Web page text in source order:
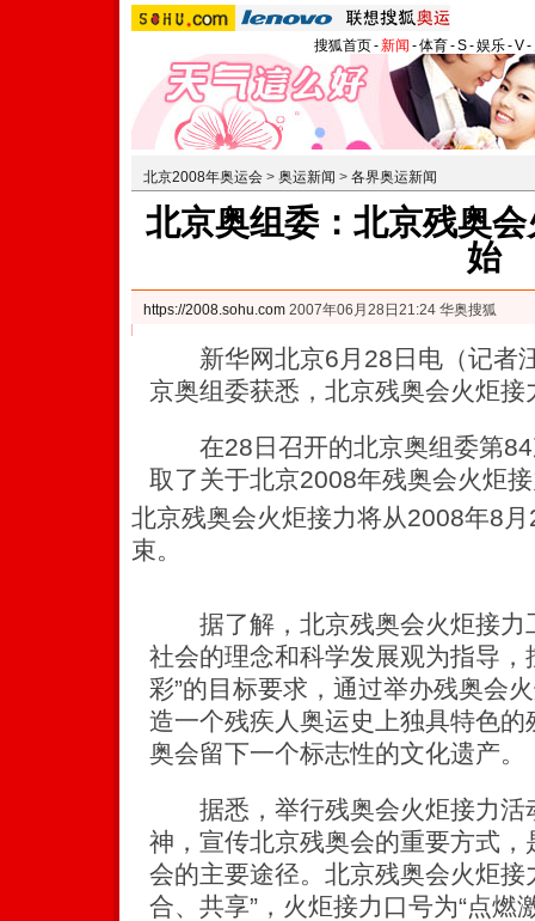
搜狐首页-新闻 -体育-S-娱乐-V-
北京2008年奥运会 > 奥运新闻 > 各界奥运新闻
北京奥组委：北京残奥
始
https://2008.sohu.com 2007年06月28日21:24 华奥搜狐
新华网北京6月28日电（记者
京奥组委获悉，北京残奥会火炬
在28日召开的北京奥组委第84
取了关于北京2008年残奥会火炬
北京残奥会火炬接力将从2008年8
束。
据了解，北京残奥会火炬接力
社会的理念和科学发展观为指导，
彩”的目标要求，通过举办残奥会
造一个残疾人奥运史上独具特色
奥会留下一个标志性的文化遗产。
据悉，举行残奥会火炬接力活
神，宣传北京残奥会的重要方式
会的主要途径。北京残奥会火炬接
合、共享”，火炬接力口号为“点